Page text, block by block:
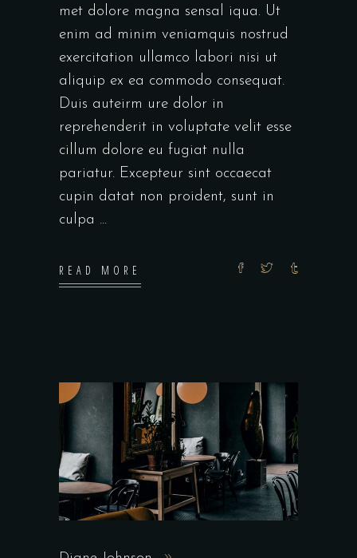
met dolore magna sensal iqua. Ut
enim ad minim veniamquis nostrud
exercitation ullamco labori nisi ut
aliquip ex ea commodo consequat.
Duis auteirm ure dolor in
reprehenderit in voluptate velit esse
cillum dolore eu fugiat nulla
pariatur. Excepteur sint occaecat
cupin datat non proident, sunt in
culpa
READ MORE